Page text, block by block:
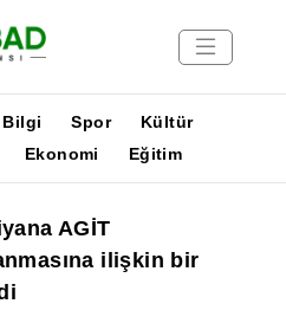
Bilgi Spor
Kültür
Ekonomi Eğitim
AGİT
ilişkin bir